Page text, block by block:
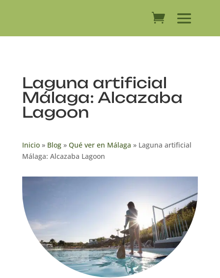
Laguna artificial
Málaga: Alcazaba
Lagoon
Inicio» Blog» Qué ver en Málaga » Laguna artificial
Málaga: Alcazaba Lagoon